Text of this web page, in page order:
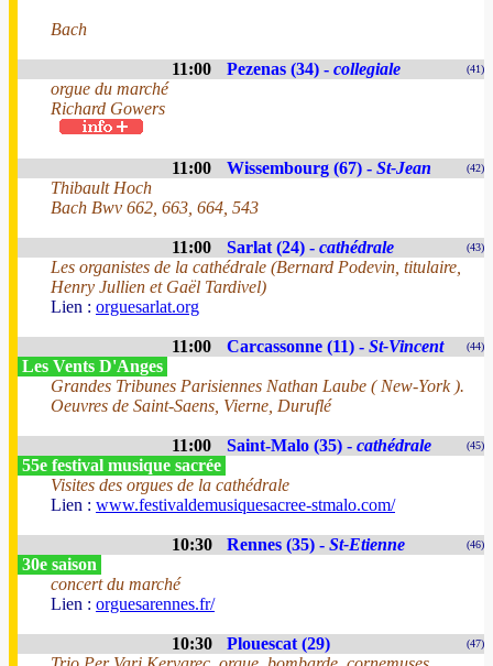
Bach
11:00 Pezenas (34) - collegiale (41)
orgue du marché
Richard Gowers
11:00 Wissembourg (67) - St-Jean (42)
Thibault Hoch
Bach Bwv 662, 663, 664, 543
11:00 Sarlat (24) - cathédrale (43)
Les organistes de la cathédrale (Bernard Podevin, titulaire,
Henry Jullien et Gaël Tardivel)
Lien : orguesarlat.org
11:00 Carcassonne (11) - St-Vincent (44)
Les Vents D'Anges
Grandes Tribunes Parisiennes Nathan Laube ( New-York ).
Oeuvres de Saint-Saens, Vierne, Duruflé
11:00 Saint-Malo (35) - cathédrale (45)
55e festival musique sacrée
Visites des orgues de la cathédrale
Lien : www.festivaldemusiquesacree-stmalo.com/
10:30 Rennes (35) - St-Etienne (46)
30e saison
concert du marché
Lien : orguesarennes.fr/
10:30 Plouescat (29) (47)